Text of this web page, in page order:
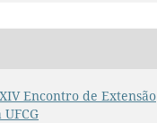
Encontro de Extensão